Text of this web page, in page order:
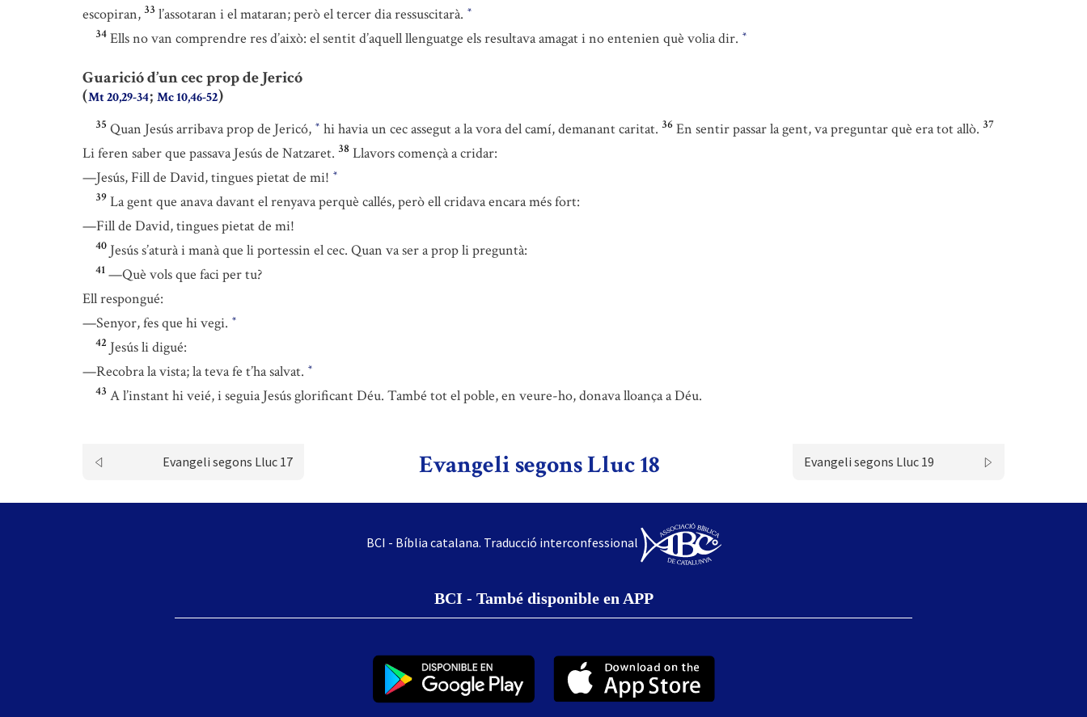
escopiran, 33 l’assotaran i el mataran; però el tercer dia ressuscitarà. *
34 Ells no van comprendre res d’això: el sentit d’aquell llenguatge els resultava amagat i no entenien què volia dir. *
Guarició d’un cec prop de Jericó
(Mt 20,29-34; Mc 10,46-52)
35 Quan Jesús arribava prop de Jericó, * hi havia un cec assegut a la vora del camí, demanant caritat. 36 En sentir passar la gent, va preguntar què era tot allò. 37
Li feren saber que passava Jesús de Natzaret. 38 Llavors començà a cridar:
—Jesús, Fill de David, tingues pietat de mi! *
39 La gent que anava davant el renyava perquè callés, però ell cridava encara més fort:
—Fill de David, tingues pietat de mi!
40 Jesús s’aturà i manà que li portessin el cec. Quan va ser a prop li preguntà:
41 —Què vols que faci per tu?
Ell respongué:
—Senyor, fes que hi vegi. *
42 Jesús li digué:
—Recobra la vista; la teva fe t’ha salvat. *
43 A l’instant hi veié, i seguia Jesús glorificant Déu. També tot el poble, en veure-ho, donava lloança a Déu.
Evangeli segons Lluc 17 Evangeli segons Lluc 18 Evangeli segons Lluc 19
BCI - Bíblia catalana. Traducció interconfessional
BCI - També disponible en APP